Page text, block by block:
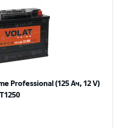
Professional (125 Ач, 12 V)